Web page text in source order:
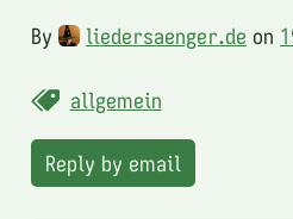
By liedersaenger.de on
allgemein
Reply by email